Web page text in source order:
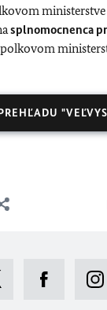
ministerstve
splnomocnenca